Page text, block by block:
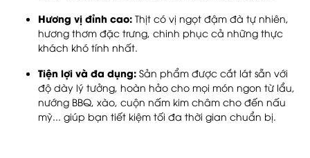
Hương vị đỉnh cao: Thịt có vị ngọt đậm đà tự nhiên,
hương thơm đặc trưng, chinh phục cả những thực
khách khó tính nhất.
Tiện lợi và đa dụng: Sản phẩm được cắt lát sẵn với
độ dày lý tưởng, hoàn hảo cho mọi món ngon từ lẩu,
nướng BBQ, xào, cuộn nấm kim châm cho đến nấu
mỳ... giúp bạn tiết kiệm tối đa thời gian chuẩn bị.